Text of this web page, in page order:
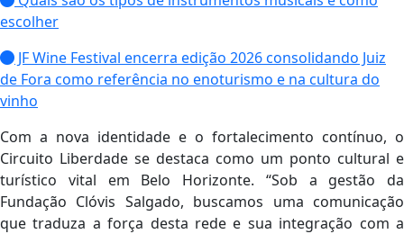
escolher
JF Wine Festival encerra edição 2026 consolidando Juiz
de Fora como referência no enoturismo e na cultura do
vinho
Com a nova identidade e o fortalecimento contínuo, o
Circuito Liberdade se destaca como um ponto cultural e
turístico vital em Belo Horizonte. “Sob a gestão da
Fundação Clóvis Salgado, buscamos uma comunicação
que traduza a força desta rede e sua integração com a